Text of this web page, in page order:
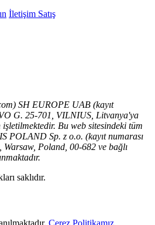
İletişim Satış
SH EUROPE UAB (kayıt
G. 25-701, VILNIUS, Litvanya'ya
Bu web sitesindeki tüm
POLAND Sp. z o.o. (kayıt numarası
Poland, 00-682 ve bağlı
saklıdır.
Çerez Politikamız